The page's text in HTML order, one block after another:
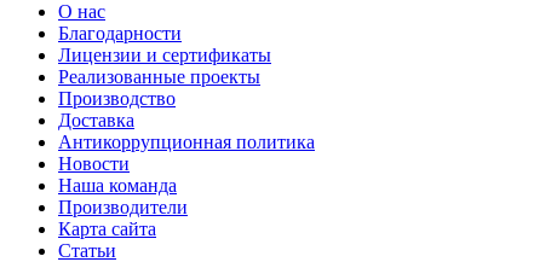
О нас
Благодарности
Лицензии и сертификаты
Реализованные проекты
Производство
Доставка
Антикоррупционная политика
Новости
Наша команда
Производители
Карта сайта
Статьи